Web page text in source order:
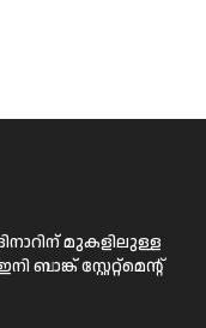
മുകളിലുള്ള
സ്റ്റേറ്റ്മെന്റ്